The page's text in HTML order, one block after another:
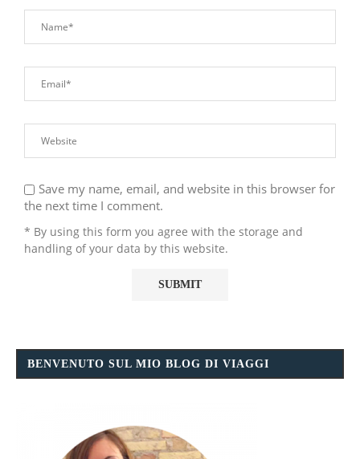
Save my name, email, and website in this browser for
the next time I comment.
* By using this form you agree with the storage and
handling of your data by this website.
BENVENUTO SUL MIO BLOG DI VIAGGI